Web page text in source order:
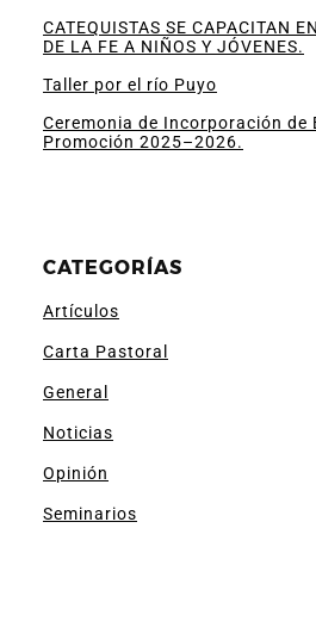
CATEQUISTAS SE CAPACITAN
DE LA FE A NIÑOS Y JÓVENES.
Taller por el río Puyo
Ceremonia de Incorporación de
Promoción 2025–2026.
CATEGORÍAS
Artículos
Carta Pastoral
General
Noticias
Opinión
Seminarios